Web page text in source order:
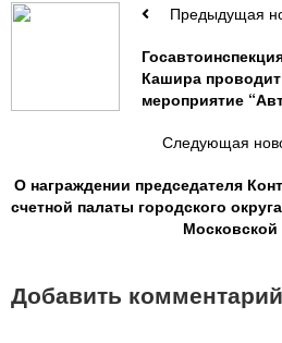
Предыдущая
Кашира
мероприятие
Следующая
О награждении председателя
счетной палаты городского
Московской
Добавить комментарий